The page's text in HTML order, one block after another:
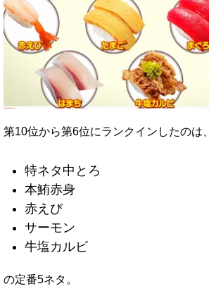
第10位から第6位にランクインしたのは、
特ネタ中とろ
本鮪赤身
赤えび
サーモン
牛塩カルビ
の定番5ネタ。